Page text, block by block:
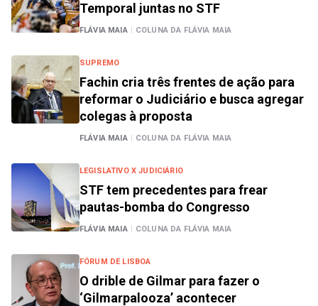
Temporal juntas no STF
FLÁVIA MAIA | COLUNA DA FLÁVIA MAIA
SUPREMO
Fachin cria três frentes de ação para
reformar o Judiciário e busca agregar
colegas à proposta
FLÁVIA MAIA | COLUNA DA FLÁVIA MAIA
LEGISLATIVO X JUDICIÁRIO
STF tem precedentes para frear
pautas-bomba do Congresso
FLÁVIA MAIA | COLUNA DA FLÁVIA MAIA
FÓRUM DE LISBOA
O drible de Gilmar para fazer o
‘Gilmarpalooza’ acontecer